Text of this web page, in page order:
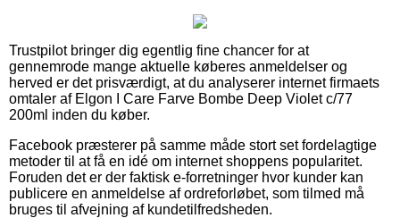
Trustpilot bringer dig egentlig fine chancer for at
gennemrode mange aktuelle køberes anmeldelser og
herved er det prisværdigt, at du analyserer internet firmaets
omtaler af Elgon I Care Farve Bombe Deep Violet c/77
200ml inden du køber.
Facebook præsterer på samme måde stort set fordelagtige
metoder til at få en idé om internet shoppens popularitet.
Foruden det er der faktisk e-forretninger hvor kunder kan
publicere en anmeldelse af ordreforløbet, som tilmed må
bruges til afvejning af kundetilfredsheden.